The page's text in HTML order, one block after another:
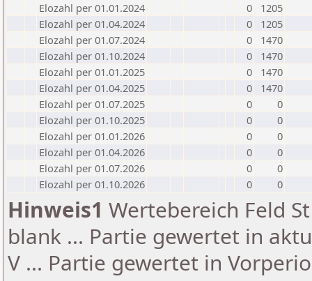
Elozahl per 01.01.2024
0
1205
Elozahl per 01.04.2024
0
1205
Elozahl per 01.07.2024
0
1470
Elozahl per 01.10.2024
0
1470
Elozahl per 01.01.2025
0
1470
Elozahl per 01.04.2025
0
1470
Elozahl per 01.07.2025
0
0
Elozahl per 01.10.2025
0
0
Elozahl per 01.01.2026
0
0
Elozahl per 01.04.2026
0
0
Elozahl per 01.07.2026
0
0
Elozahl per 01.10.2026
0 0
Hinweis1 Wertebereich Feld
blank ... Partie gewertet in
V ... Partie gewertet in